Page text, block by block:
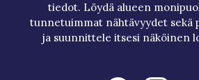
tiedot. Löydä alueen
tunnetuimmat nähtävyydet sekä
ja suunnittele itsesi näköinen